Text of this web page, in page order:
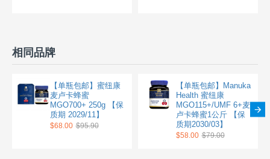
相同品牌
【单瓶包邮】蜜纽康
麦卢卡蜂蜜
MGO700+ 250g 【保
质期 2029/11】
$68.00 $95.90
【单瓶包邮】Manuka
Health 蜜纽康
MGO115+/UMF 6+麦
卢卡蜂蜜1公斤 【保
质期2030/03】
$58.00 $79.00